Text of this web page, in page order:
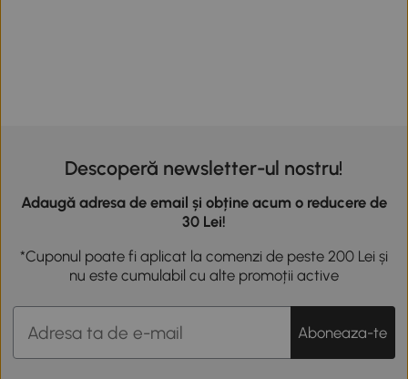
Descoperă newsletter-ul nostru!
Adaugă adresa de email și obține acum o reducere de
30 Lei!
*Cuponul poate fi aplicat la comenzi de peste 200 Lei și
nu este cumulabil cu alte promoții active
Aboneaza-te